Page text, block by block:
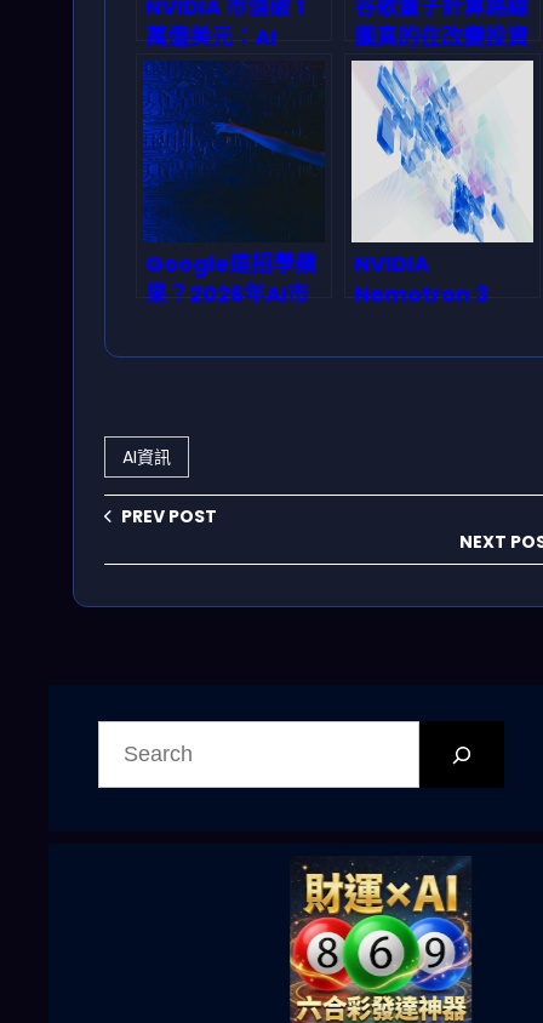
NVIDIA 市值破 1
萬億美元：AI
GPU 真的被高估
了嗎？2026 年投
資人該盯哪條更穩
的產業鏈？
谷歌量子計算路線
圖真的在改變投資
邏輯嗎？從 NISQ
轉向 QPU＋QCC
的下一步
Google這招學蘋
果？2026年AI市
洗牌
NVIDIA
Nemotron 3
Mamba-
AI資訊
PREV POST
NEXT